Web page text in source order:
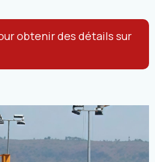
obtenir des détails sur